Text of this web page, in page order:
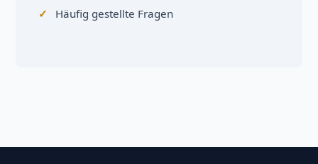
Häufig gestellte Fragen